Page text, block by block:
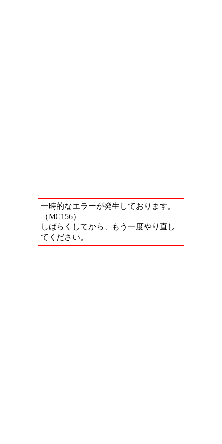
一時的なエラーが発生しております。
（MC156）
しばらくしてから、もう一度やり直し
てください。